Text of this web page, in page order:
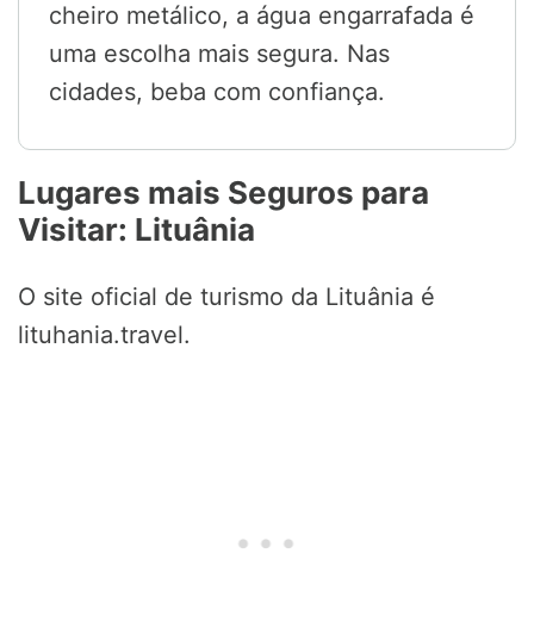
cheiro metálico, a água engarrafada é
uma escolha mais segura. Nas
cidades, beba com confiança.
Lugares mais Seguros para
Visitar: Lituânia
O site oficial de turismo da Lituânia é
lituhania.travel.